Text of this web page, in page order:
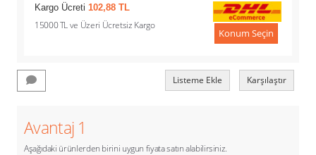
Kargo Ücreti 102,88 TL
15000 TL ve Üzeri Ücretsiz Kargo
Konum Seçin
Listeme Ekle Karşılaştır
Avantaj 1
Aşağıdaki ürünlerden birini uygun fiyata satın alabilirsiniz.